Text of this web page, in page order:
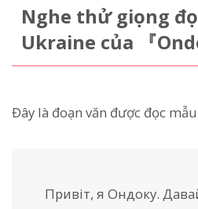
Nghe thử giọng
Ukraine của 『
Đây là đoạn văn được đọc
Привіт, я Ондоку.